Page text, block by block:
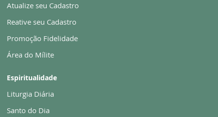
Atualize seu Cadastro
Reative seu Cadastro
Promoção Fidelidade
Área do Mílite
Espiritualidade
Liturgia Diária
Santo do Dia